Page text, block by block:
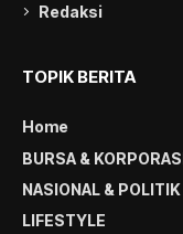
Redaksi
TOPIK BERITA
Home
BURSA &
NASIONAL & POLITIK
LIFESTYLE